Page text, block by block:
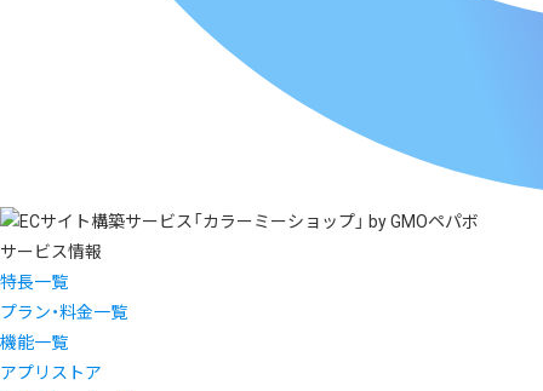
サービス情報
特長一覧
プラン・料金一覧
機能一覧
アプリストア